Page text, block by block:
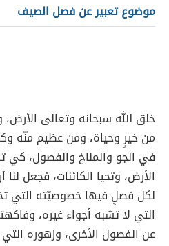
موضوع تعبير عن فصل الصيف
خلق الله سبحانه وتعالى
من خيرٍ وحياة، ومن عظيم منّه
في الجو والمناخ والفصول، كي
الأرض، وتحيا الكائنات، فجعل
لكل فصلٍ فيها خصوصيّته التي
التي لا تشبه أجواء غيره،
عن الفصول الأخرى، وزهوره التي